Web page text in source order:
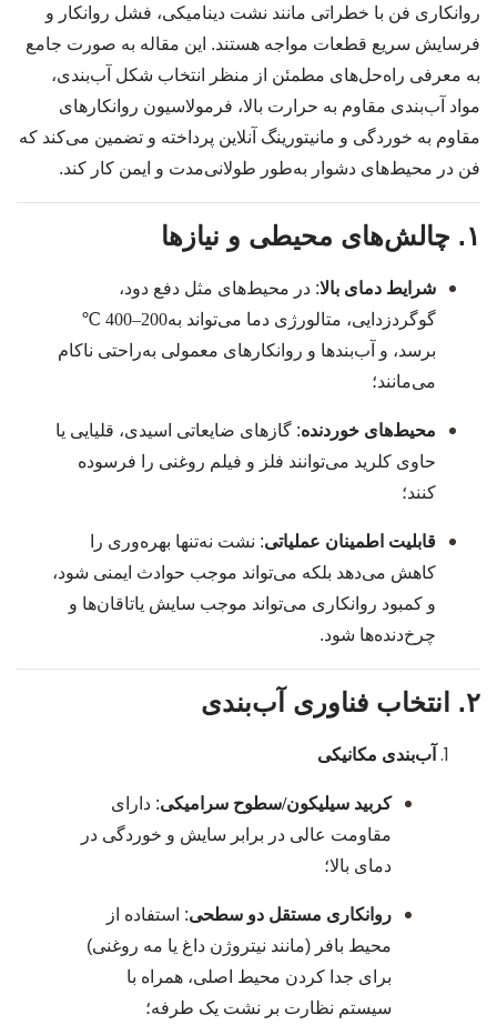
روانکاری فن با خطراتی مانند نشت دینامیکی، فشل روانکار و
فرسایش سریع قطعات مواجه هستند. این مقاله به صورت جامع
به معرفی راه‌حل‌های مطمئن از منظر انتخاب شکل آب‌بندی،
مواد آب‌بندی مقاوم به حرارت بالا، فرمولاسیون روانکارهای
مقاوم به خوردگی و مانیتورینگ آنلاین پرداخته و تضمین می‌کند که
فن در محیط‌های دشوار به‌طور طولانی‌مدت و ایمن کار کند.
۱. چالش‌های محیطی و نیازها
شرایط دمای بالا: در محیط‌های مثل دفع دود،
گوگردزدایی، متالورژی دما می‌تواند به200–400 ℃
برسد، و آب‌بندها و روانکارهای معمولی به‌راحتی ناکام
می‌مانند؛
محیط‌های خوردنده: گازهای ضایعاتی اسیدی، قلیایی یا
حاوی کلرید می‌توانند فلز و فیلم روغنی را فرسوده
کنند؛
قابلیت اطمینان عملیاتی: نشت نه‌تنها بهره‌وری را
کاهش می‌دهد بلکه می‌تواند موجب حوادث ایمنی شود،
و کمبود روانکاری می‌تواند موجب سایش یاتاقان‌ها و
چرخ‌دنده‌ها شود.
۲. انتخاب فناوری آب‌بندی
آب‌بندی مکانیکی
کربید سیلیکون/سطوح سرامیکی: دارای
مقاومت عالی در برابر سایش و خوردگی در
دمای بالا؛
روانکاری مستقل دو سطحی: استفاده از
محیط بافر (مانند نیتروژن داغ یا مه روغنی)
برای جدا کردن محیط اصلی، همراه با
سیستم نظارت بر نشت یک طرفه؛